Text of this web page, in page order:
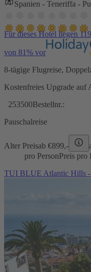
Spanien - Teneriffa -
Für dieses Hotel liegen
von 81% vor
8-tägige Flugreise,
Kostenfreies Upgrade
253500Bestellnr.:
Pauschalreise
Alter Preisab €899,-
pro PersonPreis pro
TUI BLUE Atlantic Hills